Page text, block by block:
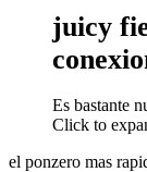
juicy
Es bastante
Click to
el ponzero mas